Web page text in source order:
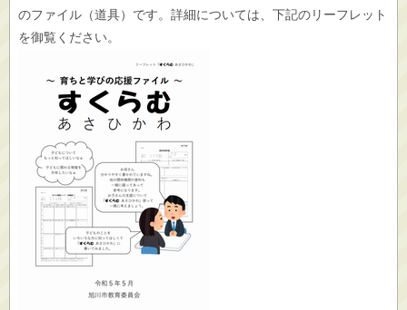
のファイル（道具）です。詳細については、下記のリーフレット
を御覧ください。